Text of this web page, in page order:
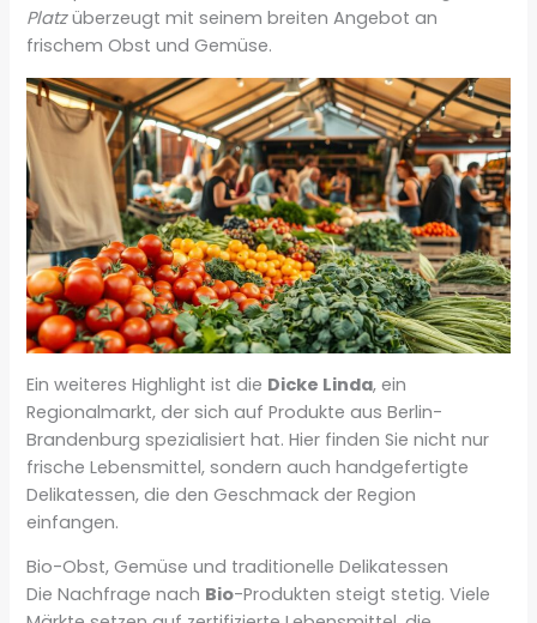
Platzüberzeugt mit seinem breiten Angebot an
frischem Obst und Gemüse.
Ein weiteres Highlight ist die Dicke Linda, ein
Regionalmarkt, der sich auf Produkte aus Berlin-
Brandenburg spezialisiert hat. Hier finden Sie nicht nur
frische Lebensmittel, sondern auch handgefertigte
Delikatessen, die den Geschmack der Region
einfangen.
Bio-Obst, Gemüse und traditionelle Delikatessen
Die Nachfrage nach Bio-Produkten steigt stetig. Viele